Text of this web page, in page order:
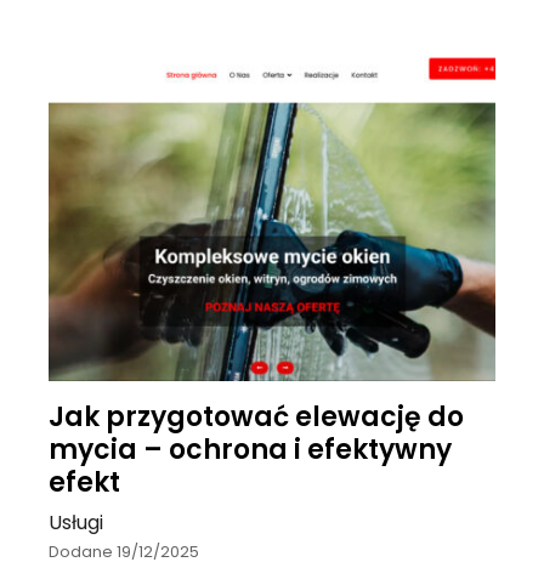
Jak przygotować elewację do
mycia – ochrona i efektywny
efekt
Usługi
Dodane 19/12/2025